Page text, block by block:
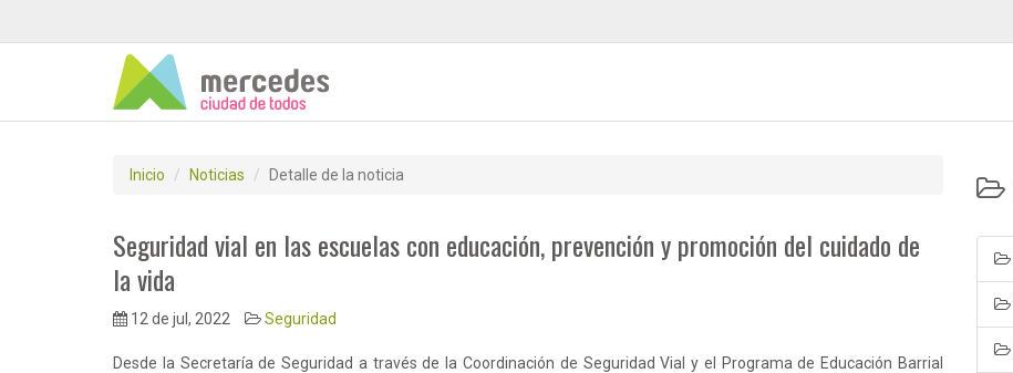
Inicio Noticias Detalle de la noticia
Seguridad vial en las escuelas con educación, prevención y promoción del cuidado de
la vida
12 de jul, 2022 Seguridad
Desde la Secretaría de Seguridad a través de la Coordinación de Seguridad Vial y el Programa de Educación Barrial